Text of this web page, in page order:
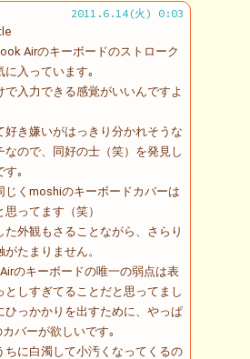
2011.6.14(火) 0:03
Airのキーボードのストローク
に入っています｡
で入力できる感覚がいいんですよ
好き嫌いがはっきり分かれそうな
なので、同好の士（笑）を発見し
す｡
じくmoshiのキーボードカバーは
思ってます（笑）
た外観もさることながら、さらり
がたまりません。
のキーボードの唯一の弱点は表
としすぎてることだと思ってまし
ひっかかりを出すために、やっぱ
バーが欲しいです｡
ちに白濁して小汚くなってくるの